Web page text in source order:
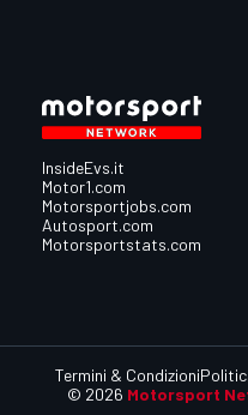
InsideEvs.it
Motor1.com
Motorsportjobs.com
Autosport.com
Motorsportstats.com
© 2026 Motorsport
Termini & Condizioni